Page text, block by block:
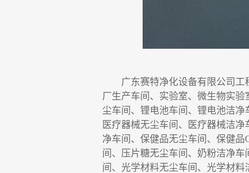
广东赛特净化设备有限公司 工
厂生产车间、实验室、微生物实验
尘车间、锂电池车间、锂电池洁净
医疗器械无尘车间、医疗器械洁
净车间、保健品无尘车间、保健品
间、压片糖无尘车间、奶粉洁净
间、光学材料无尘车间、光学材料